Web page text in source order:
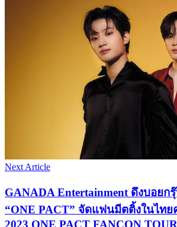
Next Article
GANADA Entertainment ดึงบอยก
“ONE PACT” จัดแฟนมีตติ้งในไทย
2023 ONE PACT FANCON